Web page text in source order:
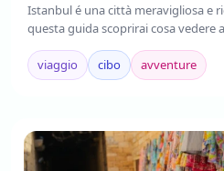
Istanbul é una città meravigliosa e
questa guida scoprirai cosa vedere
poter pianificare un viaggio
più info!
viaggio cibo avventure